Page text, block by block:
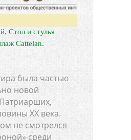
Стол и стулья
Cattelan.
была частью
новой
XX века.
не смотрелся
среди